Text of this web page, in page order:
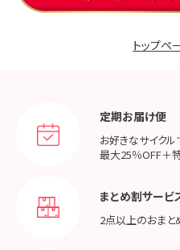
トップペ
定期お届け便
お好きなサイクル
最大25％OFF＋
まとめ割サービ
2点以上のおまと